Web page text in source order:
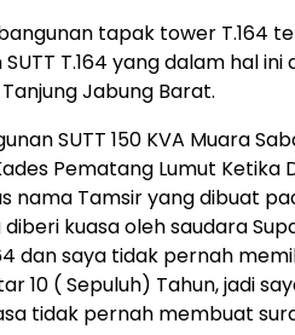
tapak tower T.164
T.164 yang dalam hal
Jabung Barat.
SUTT 150 KVA Muara
Pematang Lumut
Tamsir yang dibuat
kuasa oleh saudara
dan saya tidak pernah
10 ( Sepuluh) Tahun, jadi
tidak pernah membuat